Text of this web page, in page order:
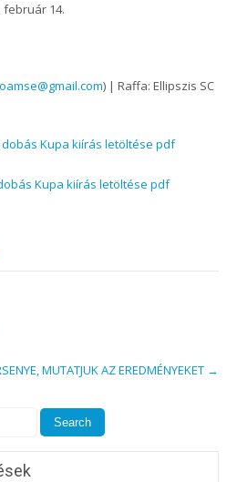
február 14.
) | Raffa: Ellipszis SC
dobás Kupa kiírás letöltése pdf
Kupa kiírás letöltése pdf
MUTATJUK AZ EREDMÉNYEKET →